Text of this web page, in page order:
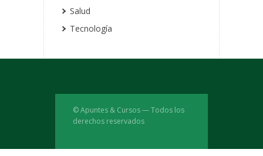
Salud
Tecnología
© Apuntes & Cursos — Todos los
derechos reservados